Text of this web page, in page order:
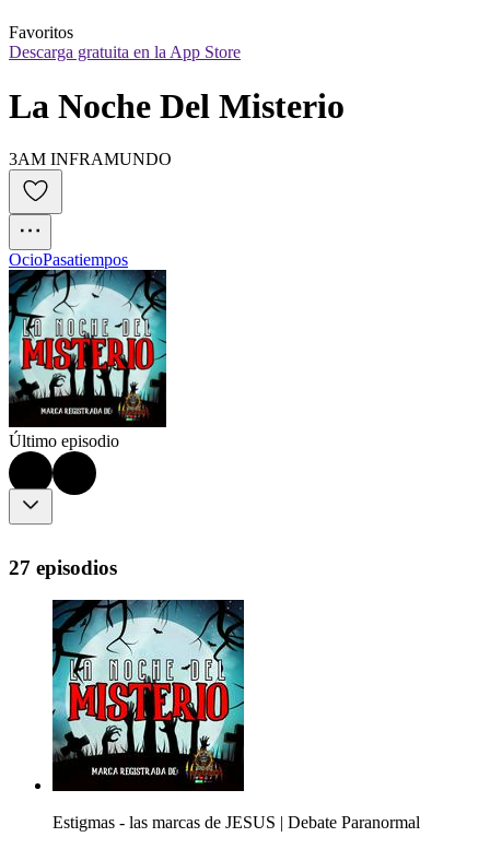
Favoritos
Descarga gratuita en la App Store
La Noche Del Misterio
3AM INFRAMUNDO
OcioPasatiempos
Último episodio
27 episodios
Estigmas - las marcas de JESUS | Debate Paranormal